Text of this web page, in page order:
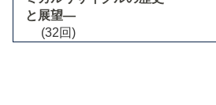
と展望―
(32回)